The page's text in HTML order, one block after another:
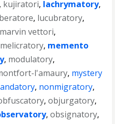
, kujiratori, lachrymatory,
, lucubratory,
marvin vettori,
melicratory, memento
, modulatory,
l'amaury, mystery
, nonmigratory,
,objurgatory,
,obsignatory,